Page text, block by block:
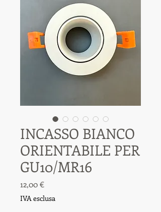
INCASSO BIANCO
ORIENTABILE PER
GU10/MR16
12,00 €Prezzo
IVA esclusa